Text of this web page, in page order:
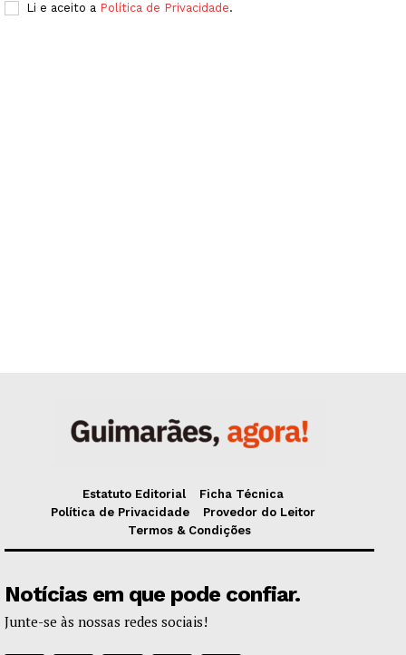
Li e aceito a Política de Privacidade.
Estatuto Editorial
Ficha Técnica
Política de Privacidade
Provedor do Leitor
Termos & Condições
Notícias em que pode confiar.
Junte-se às nossas redes sociais!